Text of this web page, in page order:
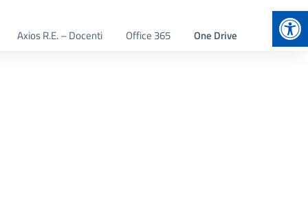
Axios R.E. – Docenti Office 365 One Drive